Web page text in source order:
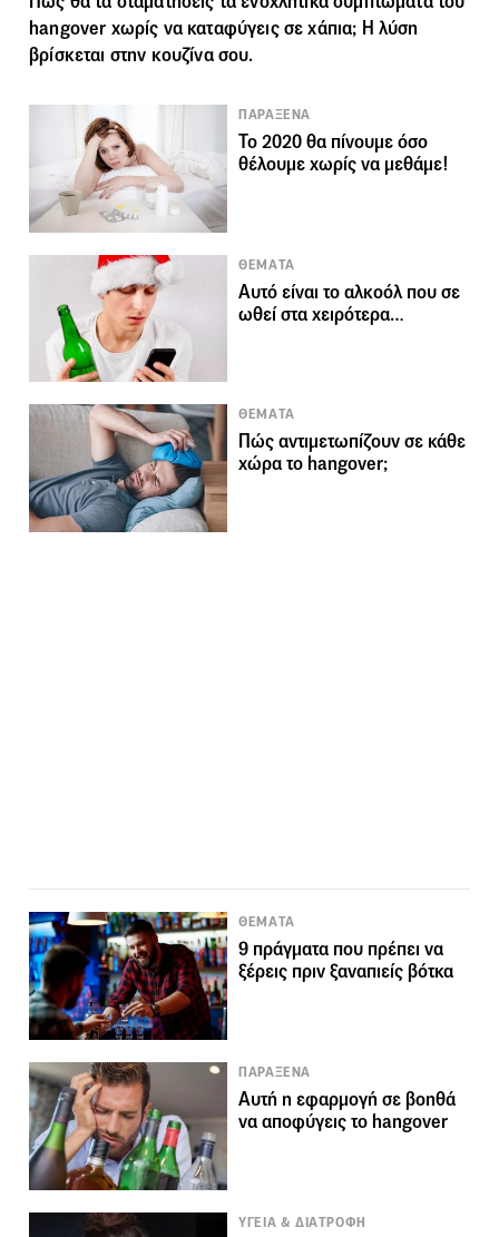
hangover χωρίς να καταφύγεις σε χάπια; Η λύση
βρίσκεται στην κουζίνα σου.
ΠΑΡΑΞΕΝΑ
Το 2020 θα πίνουμε όσο
θέλουμε χωρίς να μεθάμε!
ΘΕΜΑΤΑ
Αυτό είναι το αλκοόλ που σε
ωθεί στα χειρότερα…
ΘΕΜΑΤΑ
Πώς αντιμετωπίζουν σε κάθε
χώρα το hangover;
ΘΕΜΑΤΑ
9 πράγματα που πρέπει να
ξέρεις πριν ξαναπιείς βότκα
ΠΑΡΑΞΕΝΑ
Αυτή η εφαρμογή σε βοηθά
να αποφύγεις το hangover
ΥΓΕΙΑ & ΔΙΑΤΡΟΦΗ